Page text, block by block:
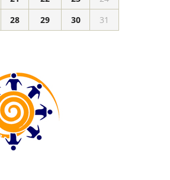
28 29 30
31